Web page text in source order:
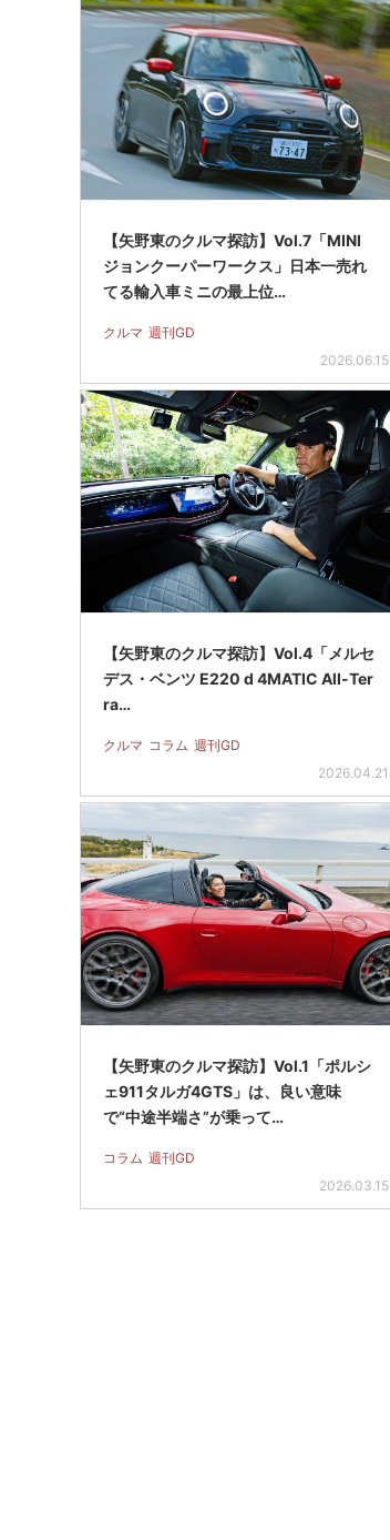
【矢野東のクルマ探訪】Vol.7「MINI
ジョンクーパーワークス」日本一売れ
てる輸入車ミニの最上位…
クルマ 週刊GD
2026.06.15
【矢野東のクルマ探訪】Vol.4「メルセ
デス・ベンツ E220 d 4MATIC All-Ter
ra…
クルマ コラム 週刊GD
2026.04.21
【矢野東のクルマ探訪】Vol.1「ポルシ
ェ911タルガ4GTS」は、良い意味
で“中途半端さ”が乗って…
コラム 週刊GD
2026.03.15